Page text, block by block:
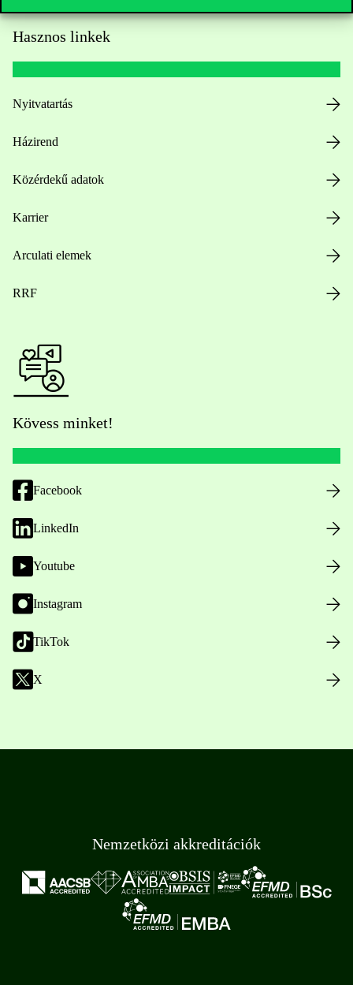
Hasznos linkek
Nyitvatartás
Házirend
Közérdekű adatok
Karrier
Arculati elemek
RRF
Kövess minket!
Facebook
LinkedIn
Youtube
Instagram
TikTok
X
Nemzetközi akkreditációk